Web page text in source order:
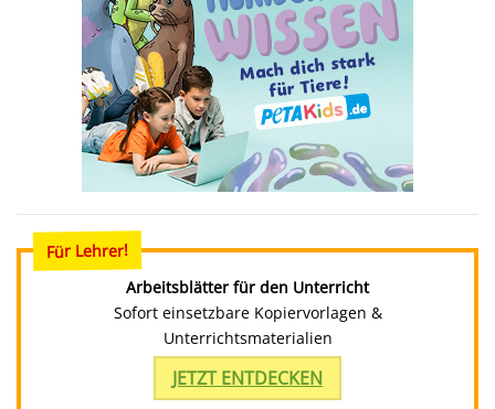
Für Lehrer!
Arbeitsblätter für den Unterricht
Sofort einsetzbare Kopiervorlagen &
Unterrichtsmaterialien
JETZT ENTDECKEN